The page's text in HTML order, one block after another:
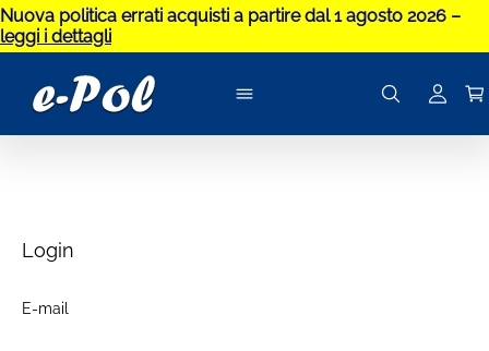
Nuova politica errati acquisti a partire dal 1 agosto 2026 –
leggi i dettagli
Login
E-mail